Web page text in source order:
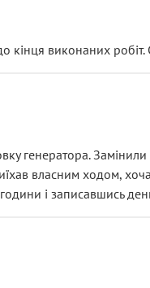
кінця виконаних
генератора.
власним ходом,
і записавшись